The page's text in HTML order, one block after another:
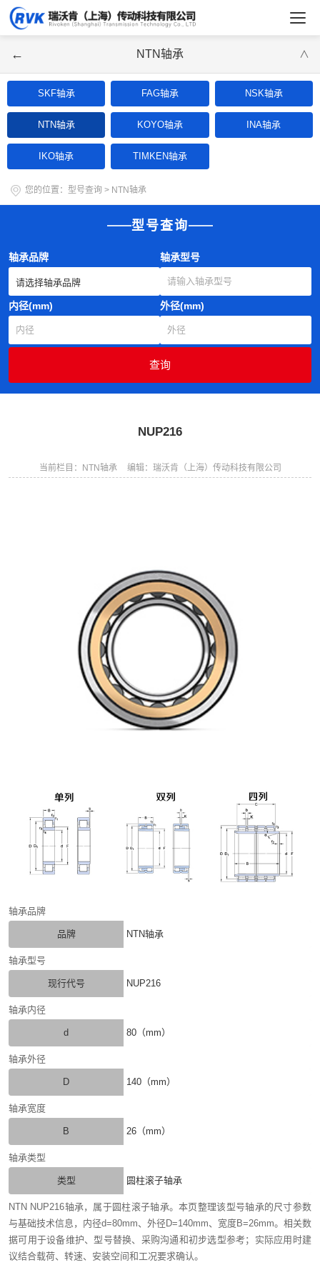
← NTN轴承 ∨
SKF轴承 FAG轴承 NSK轴承
NTN轴承 KOYO轴承 INA轴承
IKO轴承 TIMKEN轴承
您的位置： 型号查询 > NTN轴承
型号查询
轴承品牌 轴承型号
内径(mm) 外径(mm)
NUP216
当前栏目：NTN轴承 编辑：瑞沃肯（上海）传动科技有限公司
轴承品牌
品牌 NTN轴承
轴承型号
现行代号 NUP216
轴承内径
d 80（mm）
轴承外径
D 140（mm）
轴承宽度
B 26（mm）
轴承类型
类型 圆柱滚子轴承
NTN NUP216轴承，属于圆柱滚子轴承。本页整理该型号轴承的尺寸参数
与基础技术信息，内径d=80mm、外径D=140mm、宽度B=26mm。相关数
据可用于设备维护、型号替换、采购沟通和初步选型参考；实际应用时建
议结合载荷、转速、安装空间和工况要求确认。